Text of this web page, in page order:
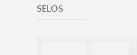
SELOS